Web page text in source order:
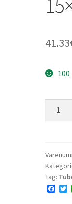
41.33
6
TR13
06-
Tag:
F
T